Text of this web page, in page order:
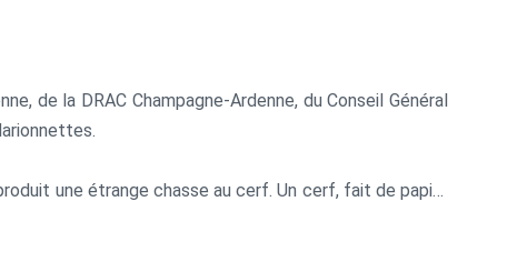
de la DRAC Champagne-Ardenne, du Conseil Général
une étrange chasse au cerf. Un cerf, fait de papier
est ambiguë, parfois ils ne font qu’un. Ils naissent,